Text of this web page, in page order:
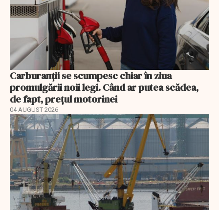
Carburanții se scumpesc chiar în ziua
promulgării noii legi. Când ar putea scădea,
de fapt, prețul motorinei
04 AUGUST 2026